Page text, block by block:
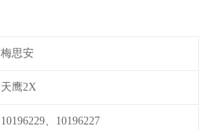
梅思安
天鹰2X
10196229、10196227